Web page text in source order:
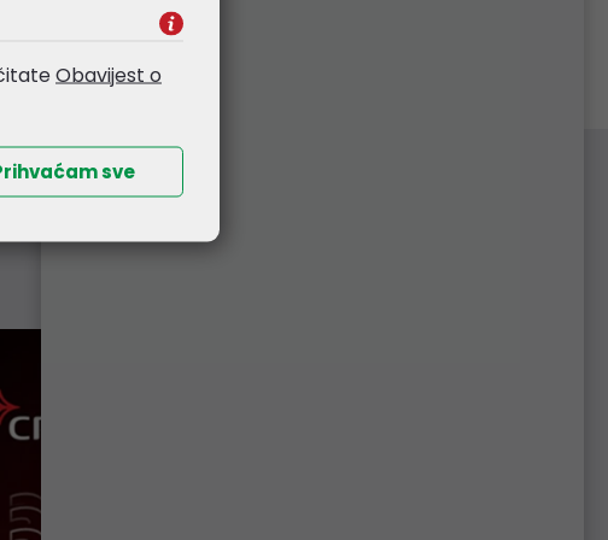
Prikaži sve
Obavijest o
sve